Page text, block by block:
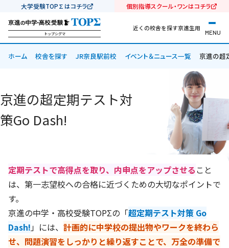
大学受験TOP∑はコチラ 個別指導スクール・ワンはコチラ
トップシグマ
近くの校舎を探す京進生用
MENU
ホーム 校舎を探す JR奈良駅前校 イベント＆ニュース一覧 京進の超
京進の超定期テスト対
策Go Dash!
定期テストで高得点を取り、内申点をアップさせる こと
は、第一志望校への合格に近づくための大切なポイントで
す。
京進の中学・高校受験TOPΣの「超定期テスト対策 Go
Dash!」には、 計画的に中学校の提出物やワークを終わら
せ、問題演習をしっかりと繰り返すことで、万全の準備で